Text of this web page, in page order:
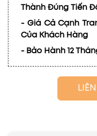
Thành Đúng Tiến
- Giá Cả Cạnh
Của Khách Hàng
- Bảo Hành 12